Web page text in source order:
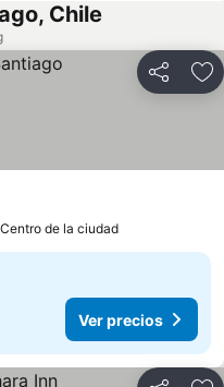
Chile
Compartir
Ver precios
de la ciudad
Ver precios